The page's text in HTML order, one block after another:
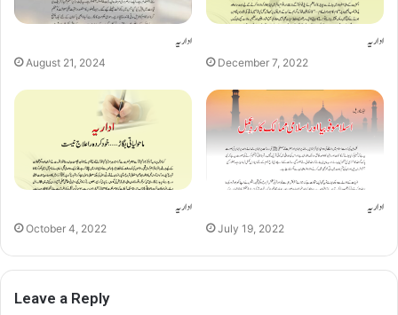
اداریہ
August 21, 2024
اداریہ
December 7, 2022
اداریہ
October 4, 2022
اداریہ
July 19, 2022
Leave a Reply